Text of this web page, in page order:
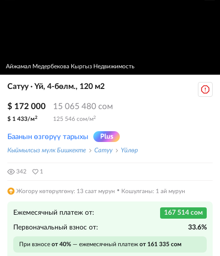
Айжамал Медербекова Кыргыз Недвижимость
Сатуу · Үй, 4-бөлм., 120 м2
$ 172 000 15 065 480 сом
$ 1 433/м2 125 546 сом/м2
Баанын өзгөрүү тарыхы
Кыймылсыз мүлк Бишкекте Сатуу Үйлөр
342 1
Жогору көтөрүлгөнү: 13 саат мурун · Кошулганы: 1 ай мурун
Ежемесячный платеж от: 167 514 сом
Первоначальный взнос от: 33.6%
При взносе от 40% — ежемесячный платеж от 161 335 сом